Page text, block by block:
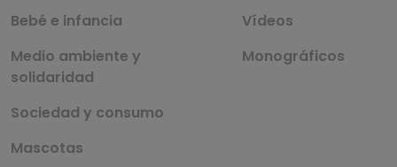
Bebé e infancia
Medio ambiente y
solidaridad
Sociedad y consumo
Mascotas
Vídeos
Monográficos